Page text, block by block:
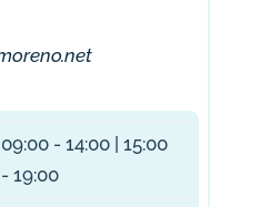
09:00 - 14:00 | 15:00
- 19:00